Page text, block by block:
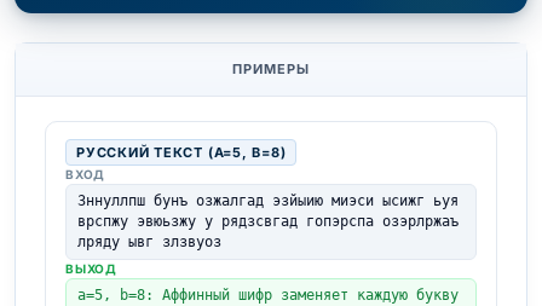
ПРИМЕРЫ
РУССКИЙ ТЕКСТ (A=5, B=8)
ВХОД
Зннуллпш бунъ озжалгад эзйыию миэси ысижг ьуя
врспжу эвюьзжу у рядзсвгад гопэрспа озэрлржаъ
лряду ывг злзвуоз
ВЫХОД
a=5, b=8: Аффинный шифр заменяет каждую букву